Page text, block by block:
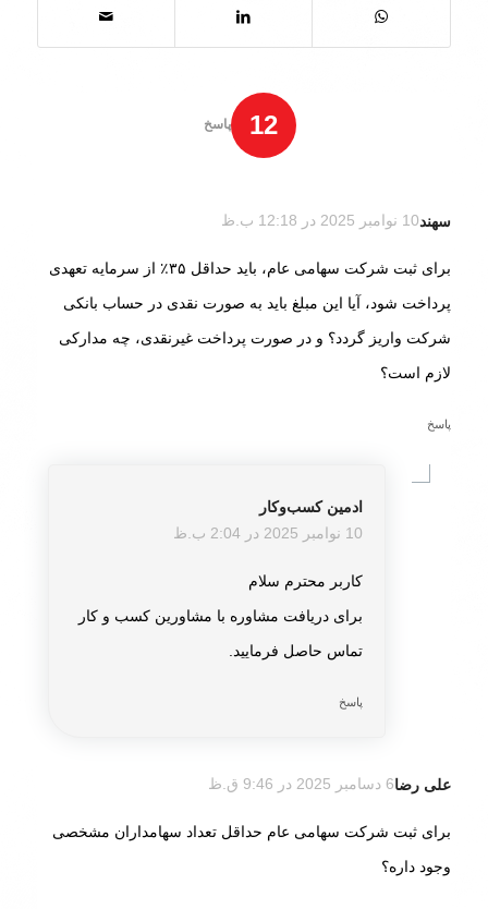
12 پاسخ
سهند10 نوامبر 2025 در 12:18 ب.ظ
برای ثبت شرکت سهامی عام، باید حداقل ۳۵٪ از سرمایه تعهدی
پرداخت شود، آیا این مبلغ باید به صورت نقدی در حساب بانکی
شرکت واریز گردد؟ و در صورت پرداخت غیرنقدی، چه مدارکی
لازم است؟
پاسخ
ادمین کسب‌و‌کار
گفته:10 نوامبر 2025 در 2:04 ب.ظ
کاربر محترم سلام
برای دریافت مشاوره با مشاورین کسب و کار
تماس حاصل فرمایید.
پاسخ
علی رضا6 دسامبر 2025 در 9:46 ق.ظ
برای ثبت شرکت سهامی عام حداقل تعداد سهامداران مشخصی
وجود داره؟